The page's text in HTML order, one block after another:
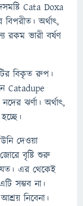
Cata Doxa
অর্থাৎ,
রকম ভারী বর্ষণ
বিকৃত রুপ।
Catadupe
ঝর্ণা। অর্থাৎ,
দেওয়া
বৃষ্টি শুরু
এর থেকেই
সম্ভব না।
নিবেনা।